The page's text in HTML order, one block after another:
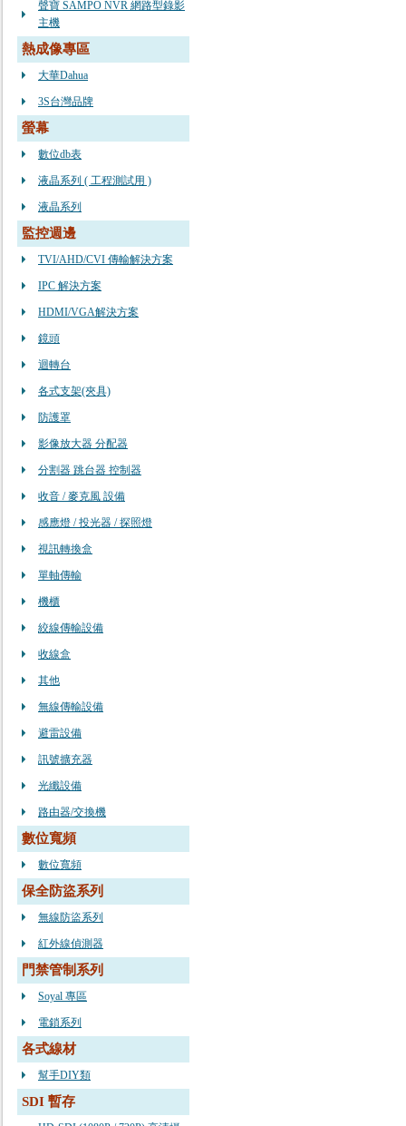
聲寶 SAMPO NVR 網路型錄影
主機
熱成像專區
大華Dahua
3S台灣品牌
螢幕
數位db表
液晶系列 ( 工程測試用 )
液晶系列
監控週邊
TVI/AHD/CVI 傳輸解決方案
IPC 解決方案
HDMI/VGA解決方案
鏡頭
迴轉台
各式支架(夾具)
防護罩
影像放大器 分配器
分割器 跳台器 控制器
收音 / 麥克風 設備
感應燈 / 投光器 / 探照燈
視訊轉換盒
單軸傳輸
機櫃
絞線傳輸設備
收線盒
其他
無線傳輸設備
避雷設備
訊號擴充器
光纖設備
路由器/交換機
數位寬頻
數位寬頻
保全防盜系列
無線防盜系列
紅外線偵測器
門禁管制系列
Soyal 專區
電鎖系列
各式線材
幫手DIY類
SDI 暫存